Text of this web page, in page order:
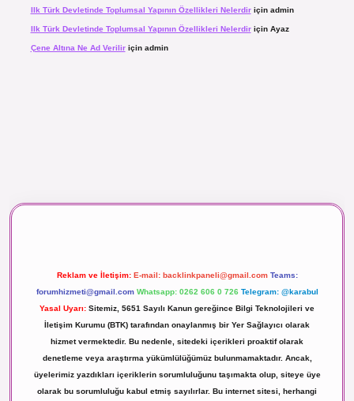
Ilk Türk Devletinde Toplumsal Yapının Özellikleri Nelerdiriçin admin
Ilk Türk Devletinde Toplumsal Yapının Özellikleri Nelerdiriçin Ayaz
Çene Altına Ne Ad Veriliriçin admin
Reklam ve İletişim: E-mail: backlinkpaneli@gmail.com Teams:
forumhizmeti@gmail.com Whatsapp: 0262 606 0 726 Telegram: @karabul
Yasal Uyarı: Sitemiz, 5651 Sayılı Kanun gereğince Bilgi Teknolojileri ve
İletişim Kurumu (BTK) tarafından onaylanmış bir Yer Sağlayıcı olarak
hizmet vermektedir. Bu nedenle, sitedeki içerikleri proaktif olarak
denetleme veya araştırma yükümlülüğümüz bulunmamaktadır. Ancak,
üyelerimiz yazdıkları içeriklerin sorumluluğunu taşımakta olup, siteye üye
olarak bu sorumluluğu kabul etmiş sayılırlar. Bu internet sitesi, herhangi